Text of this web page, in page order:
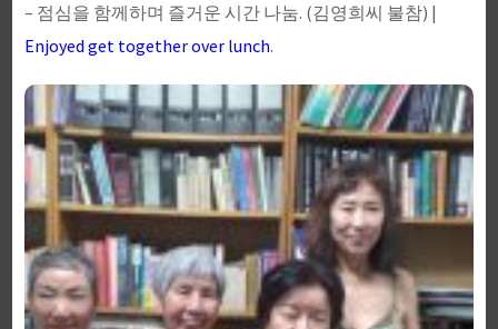
– 점심을 함께하며 즐거운 시간 나눔. (김영희씨 불참) |
Enjoyed get together over lunch.